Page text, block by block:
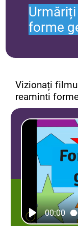
forme
Vizionați
reaminti
00:00